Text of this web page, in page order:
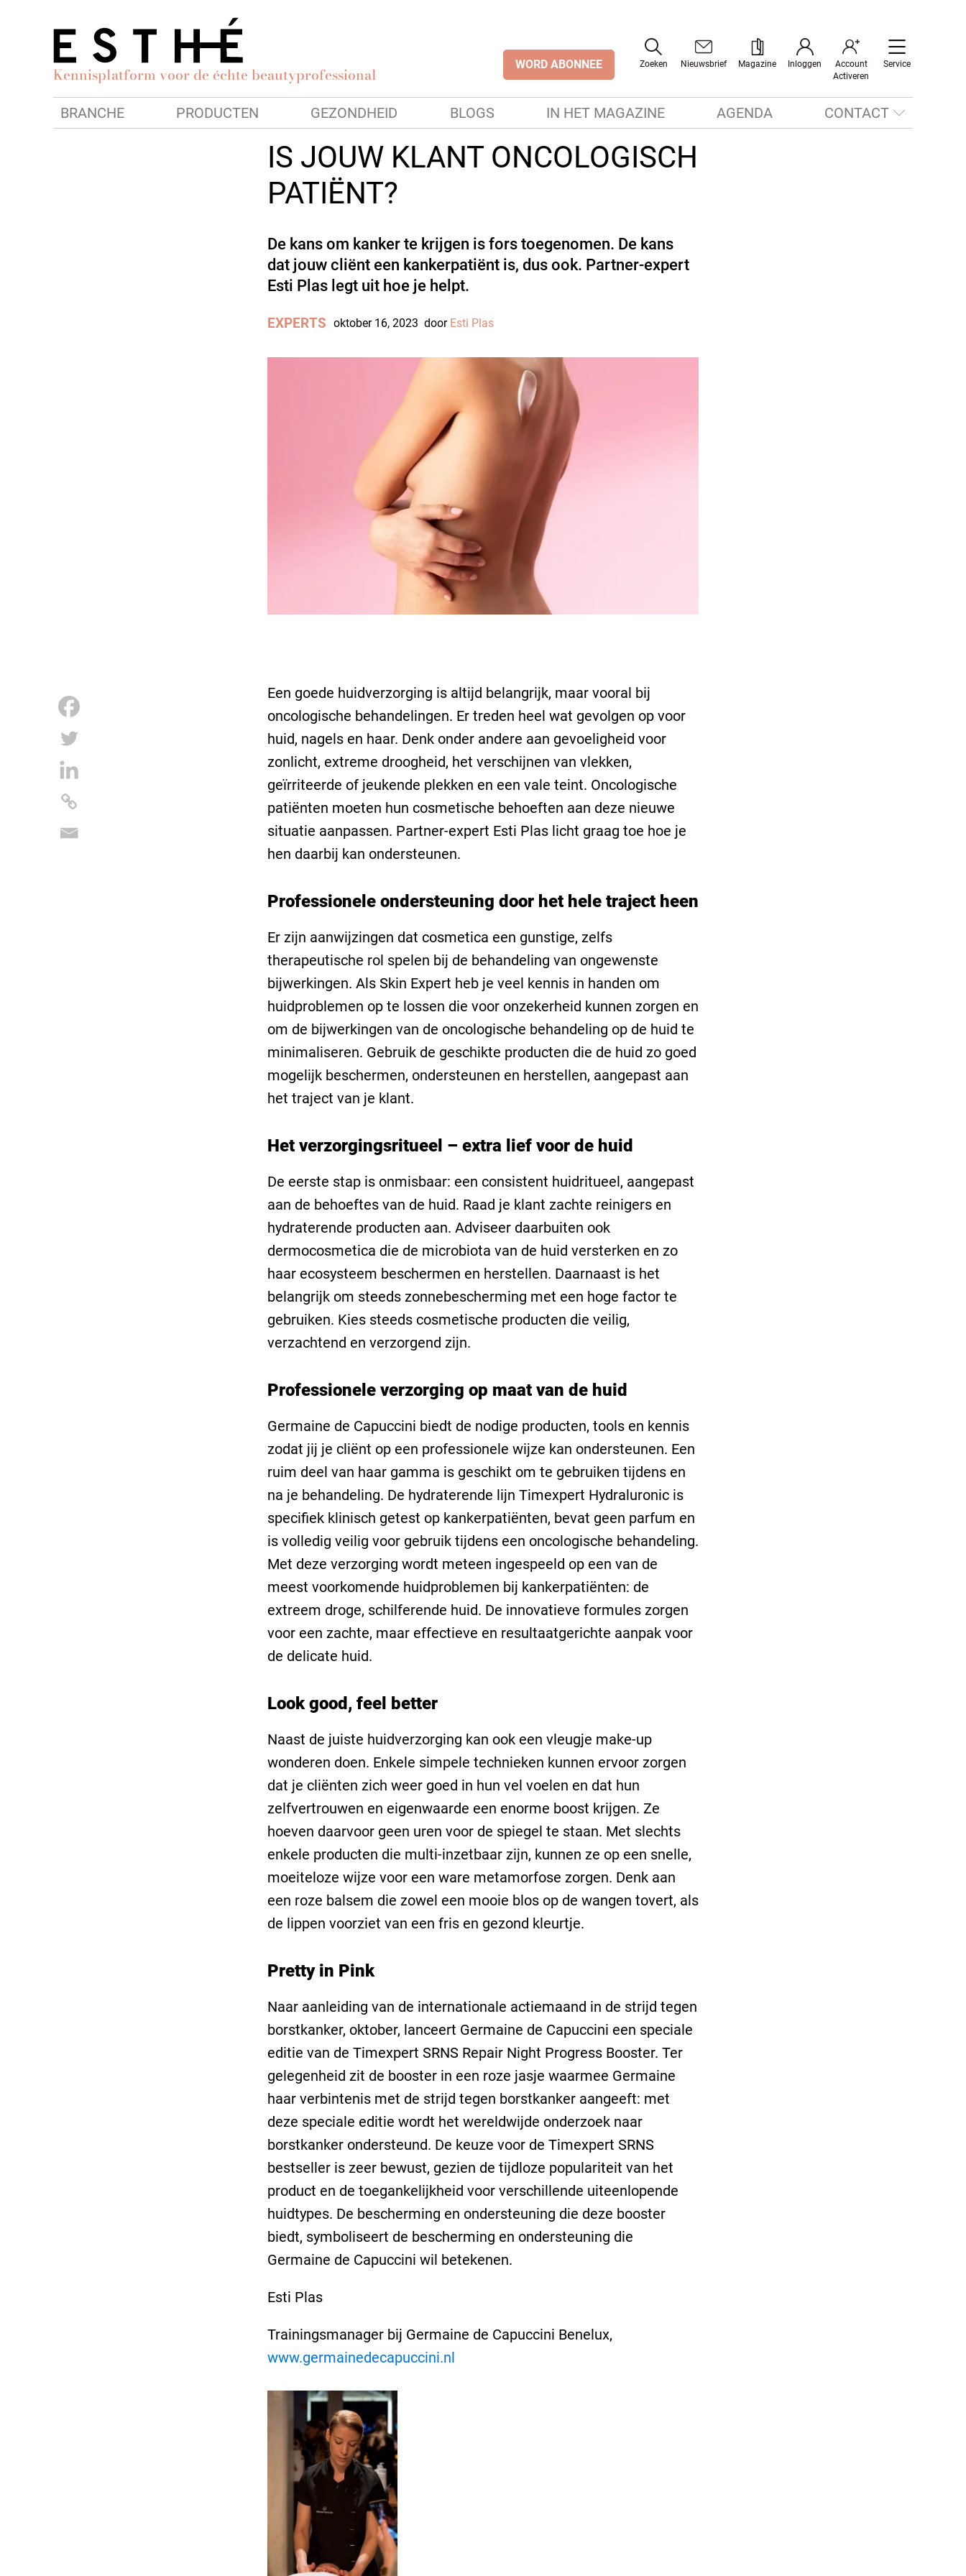
Kennisplatform voor de échte beautyprofessional WORD ABONNEE Zoeken Nieuwsbrief Magazine Inloggen
Account
Activeren
Service
BRANCHE PRODUCTEN GEZONDHEID BLOGS IN HET MAGAZINE AGENDA CONTACT
IS JOUW KLANT ONCOLOGISCH
PATIËNT?
De kans om kanker te krijgen is fors toegenomen. De kans
dat jouw cliënt een kankerpatiënt is, dus ook. Partner-expert
Esti Plas legt uit hoe je helpt.
EXPERTS oktober 16, 2023 door Esti Plas
Een goede huidverzorging is altijd belangrijk, maar vooral bij
oncologische behandelingen. Er treden heel wat gevolgen op voor
huid, nagels en haar. Denk onder andere aan gevoeligheid voor
zonlicht, extreme droogheid, het verschijnen van vlekken,
geïrriteerde of jeukende plekken en een vale teint. Oncologische
patiënten moeten hun cosmetische behoeften aan deze nieuwe
situatie aanpassen. Partner-expert Esti Plas licht graag toe hoe je
hen daarbij kan ondersteunen.
Professionele ondersteuning door het hele traject heen
Er zijn aanwijzingen dat cosmetica een gunstige, zelfs
therapeutische rol spelen bij de behandeling van ongewenste
bijwerkingen. Als Skin Expert heb je veel kennis in handen om
huidproblemen op te lossen die voor onzekerheid kunnen zorgen en
om de bijwerkingen van de oncologische behandeling op de huid te
minimaliseren. Gebruik de geschikte producten die de huid zo goed
mogelijk beschermen, ondersteunen en herstellen, aangepast aan
het traject van je klant.
Het verzorgingsritueel – extra lief voor de huid
De eerste stap is onmisbaar: een consistent huidritueel, aangepast
aan de behoeftes van de huid. Raad je klant zachte reinigers en
hydraterende producten aan. Adviseer daarbuiten ook
dermocosmetica die de microbiota van de huid versterken en zo
haar ecosysteem beschermen en herstellen. Daarnaast is het
belangrijk om steeds zonnebescherming met een hoge factor te
gebruiken. Kies steeds cosmetische producten die veilig,
verzachtend en verzorgend zijn.
Professionele verzorging op maat van de huid
Germaine de Capuccini biedt de nodige producten, tools en kennis
zodat jij je cliënt op een professionele wijze kan ondersteunen. Een
ruim deel van haar gamma is geschikt om te gebruiken tijdens en
na je behandeling. De hydraterende lijn Timexpert Hydraluronic is
specifiek klinisch getest op kankerpatiënten, bevat geen parfum en
is volledig veilig voor gebruik tijdens een oncologische behandeling.
Met deze verzorging wordt meteen ingespeeld op een van de
meest voorkomende huidproblemen bij kankerpatiënten: de
extreem droge, schilferende huid. De innovatieve formules zorgen
voor een zachte, maar effectieve en resultaatgerichte aanpak voor
de delicate huid.
Look good, feel better
Naast de juiste huidverzorging kan ook een vleugje make-up
wonderen doen. Enkele simpele technieken kunnen ervoor zorgen
dat je cliënten zich weer goed in hun vel voelen en dat hun
zelfvertrouwen en eigenwaarde een enorme boost krijgen. Ze
hoeven daarvoor geen uren voor de spiegel te staan. Met slechts
enkele producten die multi-inzetbaar zijn, kunnen ze op een snelle,
moeiteloze wijze voor een ware metamorfose zorgen. Denk aan
een roze balsem die zowel een mooie blos op de wangen tovert, als
de lippen voorziet van een fris en gezond kleurtje.
Pretty in Pink
Naar aanleiding van de internationale actiemaand in de strijd tegen
borstkanker, oktober, lanceert Germaine de Capuccini een speciale
editie van de Timexpert SRNS Repair Night Progress Booster. Ter
gelegenheid zit de booster in een roze jasje waarmee Germaine
haar verbintenis met de strijd tegen borstkanker aangeeft: met
deze speciale editie wordt het wereldwijde onderzoek naar
borstkanker ondersteund. De keuze voor de Timexpert SRNS
bestseller is zeer bewust, gezien de tijdloze populariteit van het
product en de toegankelijkheid voor verschillende uiteenlopende
huidtypes. De bescherming en ondersteuning die deze booster
biedt, symboliseert de bescherming en ondersteuning die
Germaine de Capuccini wil betekenen.
Esti Plas
Trainingsmanager bij Germaine de Capuccini Benelux,
www.germainedecapuccini.nl